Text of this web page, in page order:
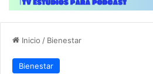
Inicio / Bienestar
Bienestar